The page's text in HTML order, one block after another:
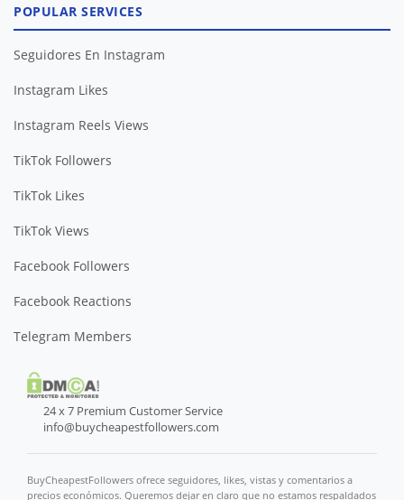
POPULAR SERVICES
Seguidores En Instagram
Instagram Likes
Instagram Reels Views
TikTok Followers
TikTok Likes
TikTok Views
Facebook Followers
Facebook Reactions
Telegram Members
24 x 7 Premium Customer Service
info@buycheapestfollowers.com
BuyCheapestFollowers ofrece seguidores, likes, vistas y comentarios a
precios económicos. Queremos dejar en claro que no estamos respaldados